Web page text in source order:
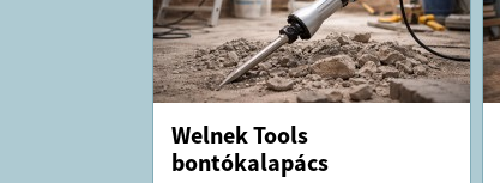
Welnek Tools
bontókalapács